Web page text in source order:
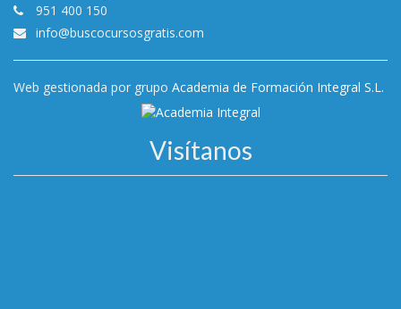
951 400 150
info@buscocursosgratis.com
Web gestionada por grupo Academia de Formación Integral S.L.
Visítanos